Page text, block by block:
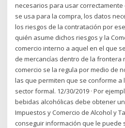
necesarios para usar
se usa para la compra, los datos
los riesgos de la contratación por
quién asume dichos riesgos y la
comercio interno a aquel en el que
de mercancías dentro de la frontera
comercio se la regula por medio de
las que permiten que se conforme a
sector formal. 12/30/2019 · Por
bebidas alcohólicas debe obtener
Impuestos y Comercio de Alcohol y
conseguir información que le puede